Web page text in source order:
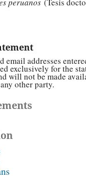
email addresses
exclusively for the
will not be made
other party.